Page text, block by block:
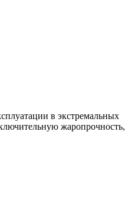
в экстремальных
жаропрочность,